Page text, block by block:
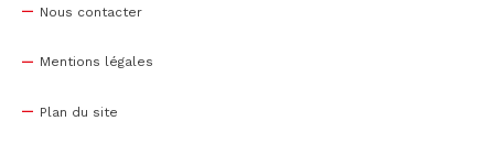
Nous contacter
Mentions légales
Plan du site